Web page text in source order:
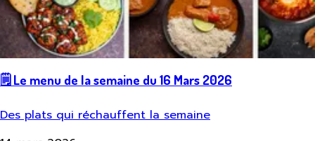
🗒️ Le menu de la semaine du 16 Mars 2026
Des plats qui réchauffent la semaine